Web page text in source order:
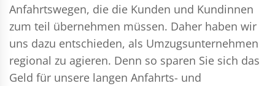
Anfahrtswegen, die die Kunden und Kundinnen
zum teil übernehmen müssen. Daher haben wir
uns dazu entschieden, als Umzugsunternehmen
regional zu agieren. Denn so sparen Sie sich das
Geld für unsere langen Anfahrts- und